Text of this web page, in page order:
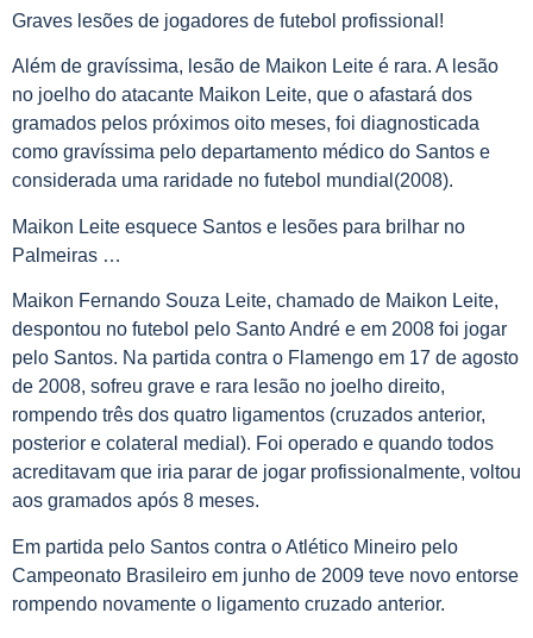
Graves lesões de jogadores de futebol profissional!
Além de gravíssima, lesão de Maikon Leite é rara. A lesão
no joelho do atacante Maikon Leite, que o afastará dos
gramados pelos próximos oito meses, foi diagnosticada
como gravíssima pelo departamento médico do Santos e
considerada uma raridade no futebol mundial(2008).
Maikon Leite esquece Santos e lesões para brilhar no
Palmeiras …
Maikon Fernando Souza Leite, chamado de Maikon Leite,
despontou no futebol pelo Santo André e em 2008 foi jogar
pelo Santos. Na partida contra o Flamengo em 17 de agosto
de 2008, sofreu grave e rara lesão no joelho direito,
rompendo três dos quatro ligamentos (cruzados anterior,
posterior e colateral medial). Foi operado e quando todos
acreditavam que iria parar de jogar profissionalmente, voltou
aos gramados após 8 meses.
Em partida pelo Santos contra o Atlético Mineiro pelo
Campeonato Brasileiro em junho de 2009 teve novo entorse
rompendo novamente o ligamento cruzado anterior.